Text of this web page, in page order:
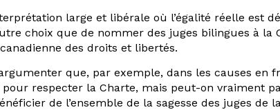
large et libérale où l’égalité réelle est
choix que de nommer des juges bilingues à la
des droits et libertés.
que, par exemple, dans les causes en
respecter la Charte, mais peut-on vraiment
de l’ensemble de la sagesse des juges